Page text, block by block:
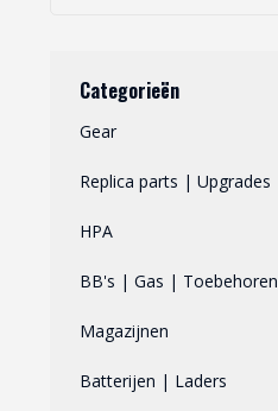
Categorieën
Gear
Replica parts | Upgrades
HPA
BB's | Gas | Toebehoren
Magazijnen
Batterijen | Laders